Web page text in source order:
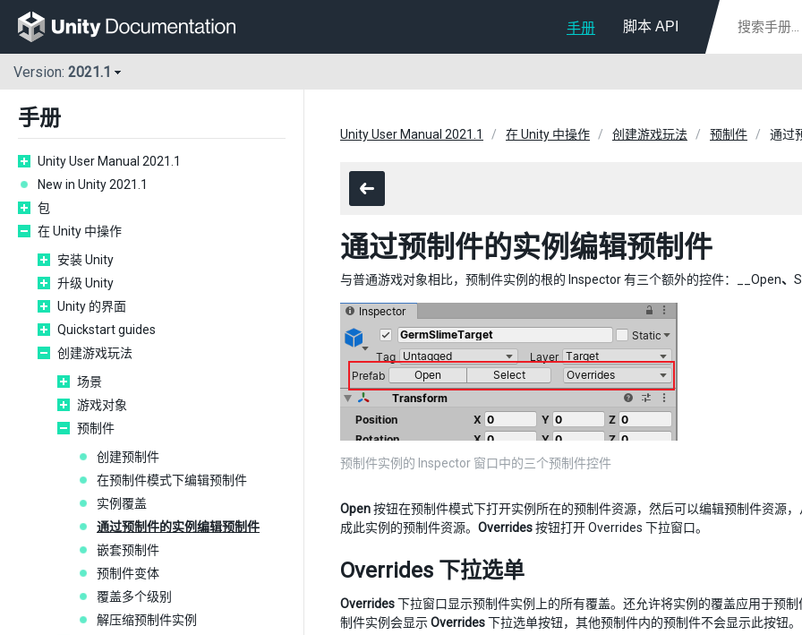
手册 脚本 API
Version: 2021.1
手册
Unity User Manual 2021.1
New in Unity 2021.1
包
在 Unity 中操作
安装 Unity
升级 Unity
Unity 的界面
Quickstart guides
创建游戏玩法
场景
游戏对象
预制件
创建预制件
在预制件模式下编辑预制件
实例覆盖
通过预制件的实例编辑预制件
嵌套预制件
预制件变体
覆盖多个级别
解压缩预制件实例
Unity User Manual 2021.1 在 Unity 中操作 创建游戏玩法 预制件 通过
通过预制件的实例编辑预制件
与普通游戏对象相比，预制件实例的根的 Inspector 有三个额外的控件：__Open、
预制件实例的 Inspector 窗口中的三个预制件控件
Open按钮在预制件模式下打开实例所在的预制件资源，然后可以编辑预制件资源
成此实例的预制件资源。 Overrides按钮打开 Overrides 下拉窗口。
Overrides 下拉选单
Overrides下拉窗口显示预制件实例上的所有覆盖。还允许将实例的覆盖应用于预
制件实例会显示Overrides下拉选单按钮，其他预制件内的预制件不会显示此按钮。